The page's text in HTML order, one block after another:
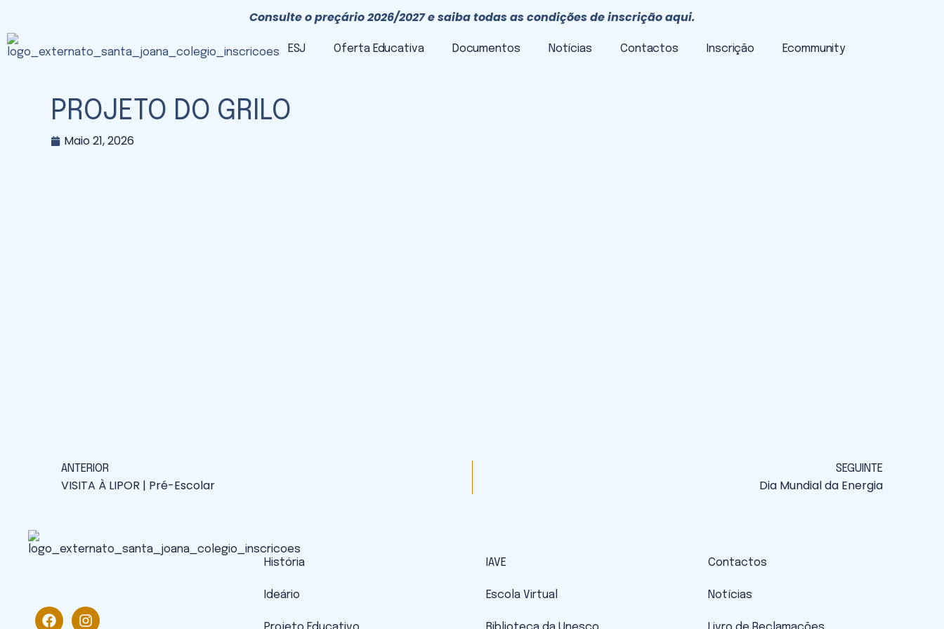
Consulte o preçário 2026/2027 e saiba todas as condições de inscrição aqui.
ESJ Oferta Educativa Documentos Notícias Contactos Inscrição Ecommunity
PROJETO DO GRILO
Maio 21, 2026
ANTERIOR
VISITA À LIPOR | Pré-Escolar
SEGUINTE
Dia Mundial da Energia
História
Ideário
IAVE
Escola Virtual
Contactos
Notícias